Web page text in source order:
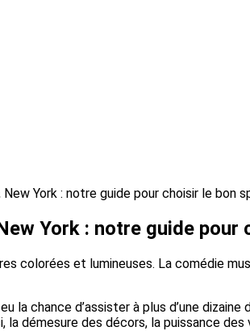
New York : notre guide pour choisir le bon
York : notre guide
colorées et lumineuses. La comédie
la chance d’assister à plus d’une
la démesure des décors, la puissance